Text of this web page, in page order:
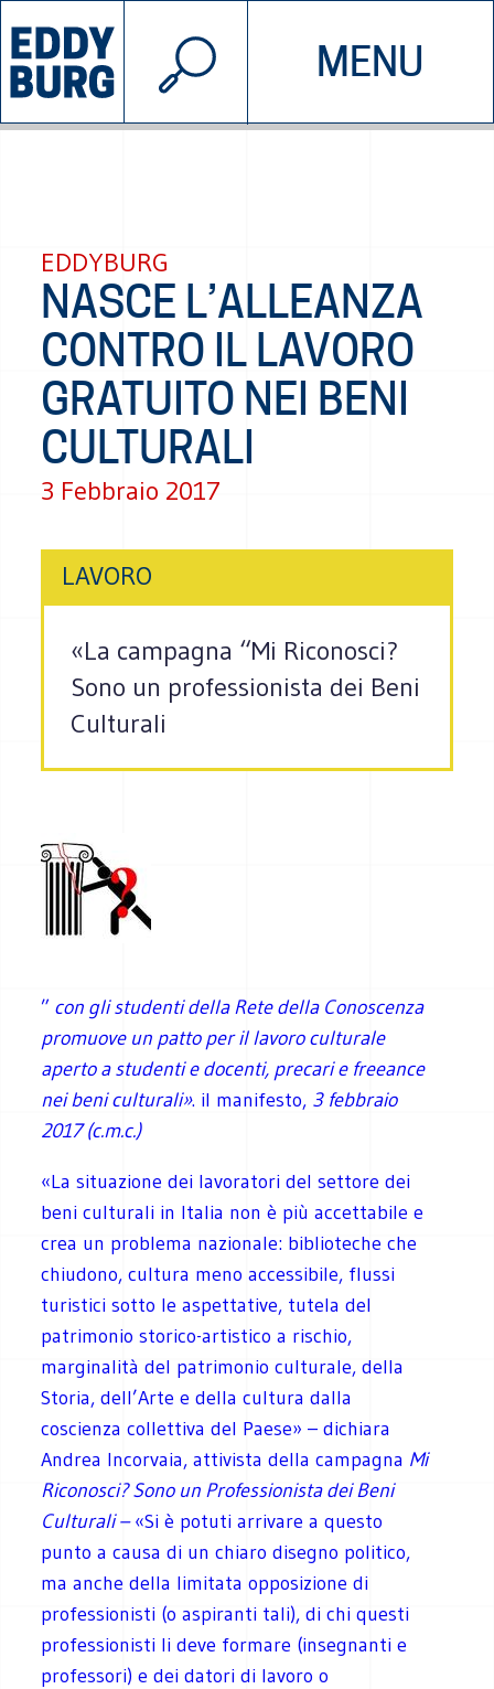
MENU
INIZIATIVE CHI SIAMO
© 2026 EDDYBURG
EDDYBURG
NASCE L’ALLEANZA
CONTRO IL LAVORO
GRATUITO NEI BENI
CULTURALI
3 Febbraio 2017
LAVORO
«La campagna “Mi Riconosci?
Sono un professionista dei Beni
Culturali
” con gli studenti della Rete della Conoscenza
promuove un patto per il lavoro culturale
aperto a studenti e docenti, precari e freeance
nei beni culturali». il manifesto, 3 febbraio
2017 (c.m.c.)
«La situazione dei lavoratori del settore dei
beni culturali in Italia non è più accettabile e
crea un problema nazionale: biblioteche che
chiudono, cultura meno accessibile, flussi
turistici sotto le aspettative, tutela del
patrimonio storico-artistico a rischio,
marginalità del patrimonio culturale, della
Storia, dell’Arte e della cultura dalla
coscienza collettiva del Paese» – dichiara
Andrea Incorvaia, attivista della campagna Mi
Riconosci? Sono un Professionista dei Beni
Culturali –«Si è potuti arrivare a questo
punto a causa di un chiaro disegno politico,
ma anche della limitata opposizione di
professionisti (o aspiranti tali), di chi questi
professionisti li deve formare (insegnanti e
professori) e dei datori di lavoro o